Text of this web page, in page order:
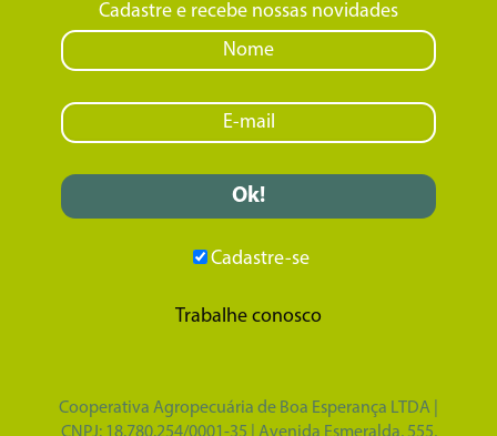
Cadastre e recebe nossas novidades
Cadastre-se
Trabalhe conosco
Cooperativa Agropecuária de Boa Esperança LTDA |